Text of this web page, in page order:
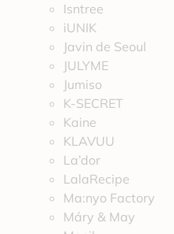
Isntree
iUNIK
Javin de Seoul
JULYME
Jumiso
K-SECRET
Kaine
KLAVUU
La’dor
LalaRecipe
Ma:nyo Factory
Máry & May